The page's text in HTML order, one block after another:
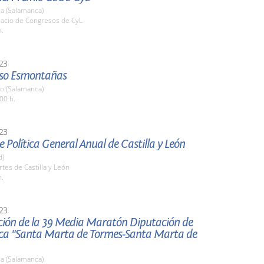
(Salamanca)
de Congresos de CyL
Esmontañas
(Salamanca)
h.
Política General Anual de Castilla y León
de Castilla y León
de la 39 Media Maratón Diputación de
"Santa Marta de Tormes-Santa Marta de
(Salamanca)